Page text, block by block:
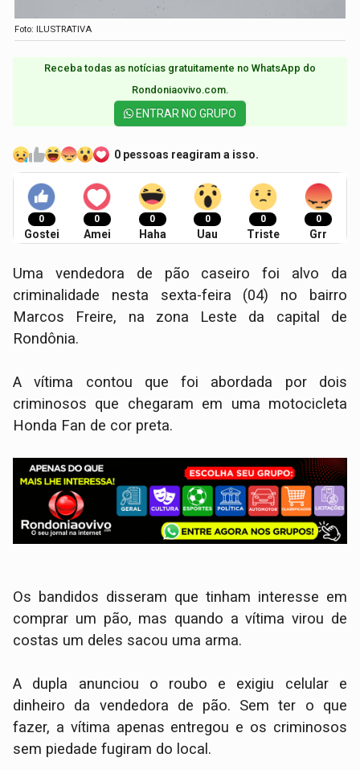
Foto: ILUSTRATIVA
Receba todas as notícias gratuitamente no WhatsApp do
Rondoniaovivo.com.​
ENTRAR NO GRUPO
0 pessoas reagiram a isso.
0
Gostei
0
Amei
0
Haha
0
Uau
0
Triste
0
Grr
Uma vendedora de pão caseiro foi alvo da
criminalidade nesta sexta-feira (04) no bairro
Marcos Freire, na zona Leste da capital de
Rondônia.
A vítima contou que foi abordada por dois
criminosos que chegaram em uma motocicleta
Honda Fan de cor preta.
Os bandidos disseram que tinham interesse em
comprar um pão, mas quando a vítima virou de
costas um deles sacou uma arma.
A dupla anunciou o roubo e exigiu celular e
dinheiro da vendedora de pão. Sem ter o que
fazer, a vítima apenas entregou e os criminosos
sem piedade fugiram do local.